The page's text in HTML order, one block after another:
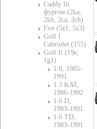
Caddy Iii
фургон (2ka,
2kh, 2ca, 2ch)
Fox (5z1, 5z3)
Golf I
Cabriolet (155)
Golf Ii (19e,
1g1)
1.0, 1985-
1991
1.3 KAT,
1986-1992
1.6 D,
1983-1991
1.6 TD,
1983-1991